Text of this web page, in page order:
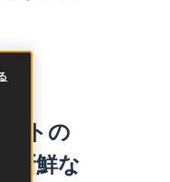
トの
新鮮な